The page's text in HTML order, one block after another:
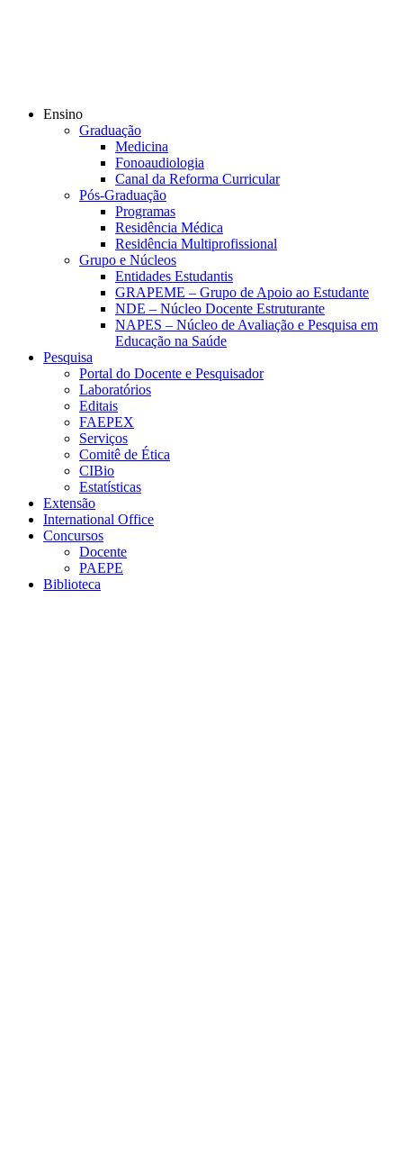
Ensino
Graduação
Medicina
Fonoaudiologia
Canal da Reforma Curricular
Pós-Graduação
Programas
Residência Médica
Residência Multiprofissional
Grupo e Núcleos
Entidades Estudantis
GRAPEME – Grupo de Apoio ao Estudante
NDE – Núcleo Docente Estruturante
NAPES – Núcleo de Avaliação e Pesquisa em
Educação na Saúde
Pesquisa
Portal do Docente e Pesquisador
Laboratórios
Editais
FAEPEX
Serviços
Comitê de Ética
CIBio
Estatísticas
Extensão
International Office
Concursos
Docente
PAEPE
Biblioteca